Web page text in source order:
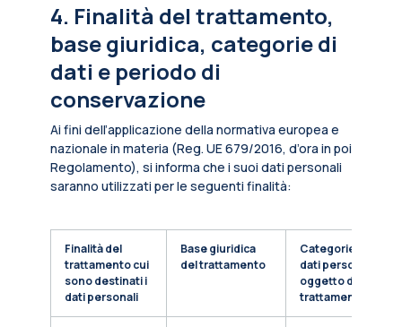
4. Finalità del trattamento,
base giuridica, categorie di
dati e periodo di
conservazione
Ai fini dell’applicazione della normativa europea e
nazionale in materia (Reg. UE 679/2016, d’ora in poi
Regolamento), si informa che i suoi dati personali
saranno utilizzati per le seguenti finalità:
Finalità del
trattamento cui
sono destinati i
dati personali
Base giuridica
del trattamento
Categorie di
dati personali
oggetto di
trattamento